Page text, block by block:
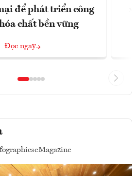
để phát triển công
chất bền vững
Đọc ngay
eMagazine